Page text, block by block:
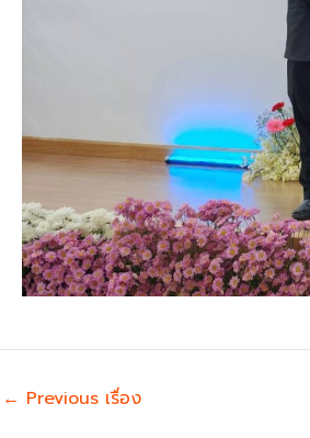
← Previous เรื่อง